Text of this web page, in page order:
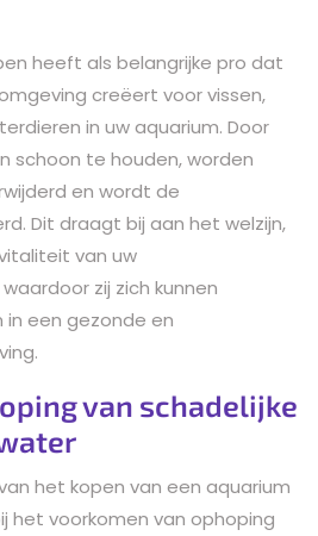
heeft als belangrijke pro dat
creëert voor vissen,
in uw aquarium. Door
schoon te houden, worden
en wordt de
Dit draagt bij aan het welzijn,
van uw
zij zich kunnen
in een gezonde en
van schadelijke
het kopen van een aquarium
het voorkomen van ophoping